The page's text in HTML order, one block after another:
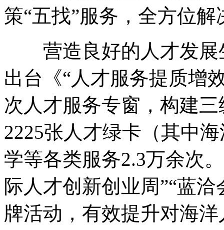
策“五找”服务，全方位
营造良好的人才发展
出台《“人才服务提质增
次人才服务专窗，构建
2225张人才绿卡（其中
学等各类服务2.3万余次
际人才创新创业周”“蓝洽
牌活动，有效提升对海